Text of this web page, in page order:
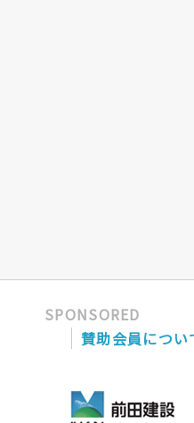
SPONSORED
賛助会員につい